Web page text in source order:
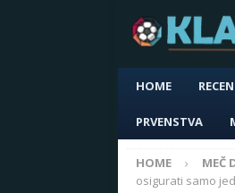
HOME
PRVENSTVA
HOME MEČ
osigurati samo